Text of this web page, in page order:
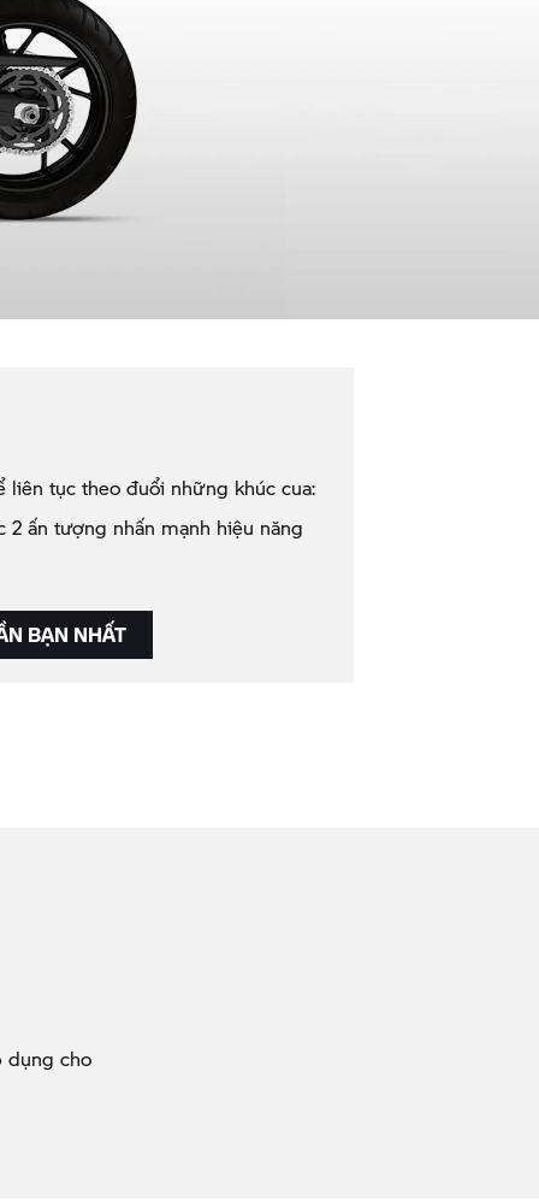
liên tục theo đuổi những khúc cua:
2 ấn tượng nhấn mạnh hiệu năng
BẠN NHẤT
dụng cho